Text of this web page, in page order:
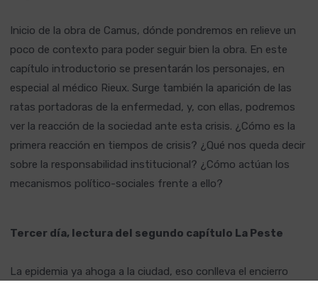
Inicio de la obra de Camus, dónde pondremos en relieve un
poco de contexto para poder seguir bien la obra. En este
capítulo introductorio se presentarán los personajes, en
especial al médico Rieux. Surge también la aparición de las
ratas portadoras de la enfermedad, y, con ellas, podremos
ver la reacción de la sociedad ante esta crisis. ¿Cómo es la
primera reacción en tiempos de crisis? ¿Qué nos queda decir
sobre la responsabilidad institucional? ¿Cómo actúan los
mecanismos político-sociales frente a ello?
Tercer día, lectura del segundo capítulo La Peste
La epidemia ya ahoga a la ciudad, eso conlleva el encierro